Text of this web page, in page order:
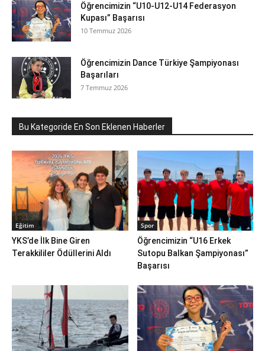
Öğrencimizin “U10-U12-U14 Federasyon
Kupası” Başarısı
10 Temmuz 2026
Öğrencimizin Dance Türkiye Şampiyonası
Başarıları
7 Temmuz 2026
Bu Kategoride En Son Eklenen Haberler
Eğitim
YKS’de İlk Bine Giren
Terakkililer Ödüllerini Aldı
Spor
Öğrencimizin “U16 Erkek
Sutopu Balkan Şampiyonası”
Başarısı